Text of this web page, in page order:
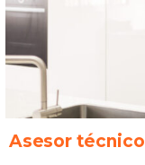
Asesor técnico